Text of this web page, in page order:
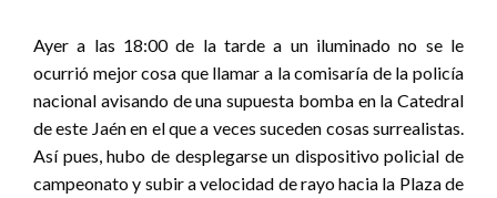
Ayer a las 18:00 de la tarde a un iluminado no se le
ocurrió mejor cosa que llamar a la comisaría de la policía
nacional avisando de una supuesta bomba en la Catedral
de este Jaén en el que a veces suceden cosas surrealistas.
Así pues, hubo de desplegarse un dispositivo policial de
campeonato y subir a velocidad de rayo hacia la Plaza de